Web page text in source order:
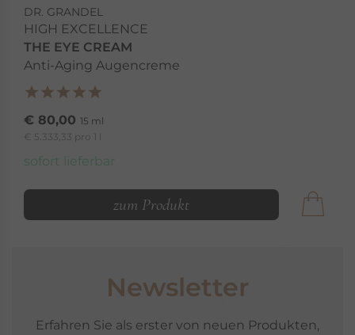
DR. GRANDEL
HIGH EXCELLENCE
THE EYE CREAM
Anti-Aging Augencreme
€ 80,00 15 ml
€ 5.333,33 pro 1 l
sofort lieferbar
zum Produkt
Newsletter
Erfahren Sie als erster von neuen Produkten,